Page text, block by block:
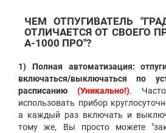
ЧЕМ ОТПУГИВАТЕЛЬ
ОТЛИЧАЕТСЯ ОТ СВОЕГО
А-1000 ПРО"?
1) Полная автоматизация:
включаться/выключаться по
расписанию (Уникально!).
использовать прибор
а каждый раз включать и
тому же, Вы просто можете